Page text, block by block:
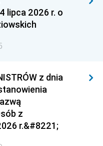
lipca 2026 r. o
z dnia
z
r.&#8221;